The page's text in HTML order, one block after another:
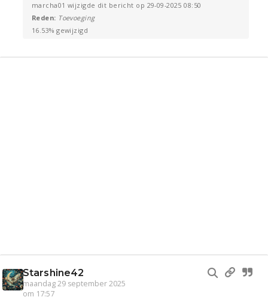
marcha01 wijzigde dit bericht op 29-09-2025 08:50
Reden: Toevoeging
16.53% gewijzigd
Starshine42
maandag 29 september 2025
om 17:57